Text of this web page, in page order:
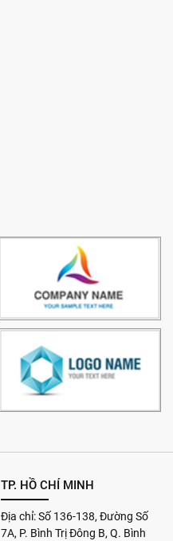
TP. HỒ CHÍ MINH
Địa chỉ: Số 136-138, Đường Số
7A, P. Bình Trị Đông B, Q. Bình